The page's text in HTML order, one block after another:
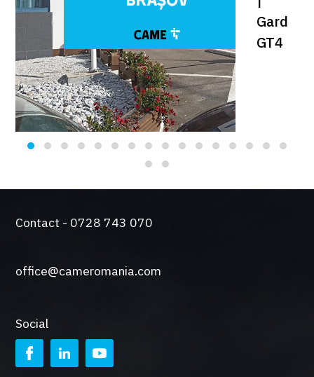
Gard
GT4
Contact - 0728 743 070
office@cameromania.com
Social